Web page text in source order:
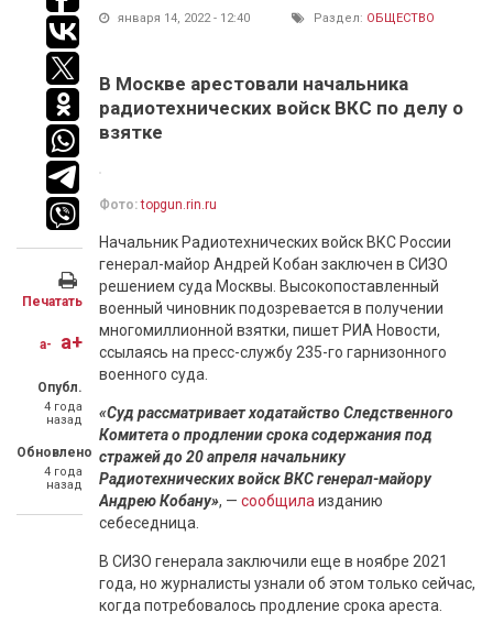
Печатать
a- a+
Опубл.
4 года
назад
Обновлено
4 года
назад
января 14, 2022 - 12:40 Раздел: ОБЩЕСТВО
В Москве арестовали начальника
радиотехнических войск ВКС по делу о
взятке
Фото:topgun.rin.ru
Начальник Радиотехнических войск ВКС России
генерал-майор Андрей Кобан заключен в СИЗО
решением суда Москвы. Высокопоставленный
военный чиновник подозревается в получении
многомиллионной взятки, пишет РИА Новости,
ссылаясь на пресс-службу 235-го гарнизонного
военного суда.
«Суд рассматривает ходатайство Следственного
Комитета о продлении срока содержания под
стражей до 20 апреля начальнику
Радиотехнических войск ВКС генерал-майору
Андрею Кобану», — сообщила изданию
себеседница.
В СИЗО генерала заключили еще в ноябре 2021
года, но журналисты узнали об этом только сейчас,
когда потребовалось продление срока ареста.